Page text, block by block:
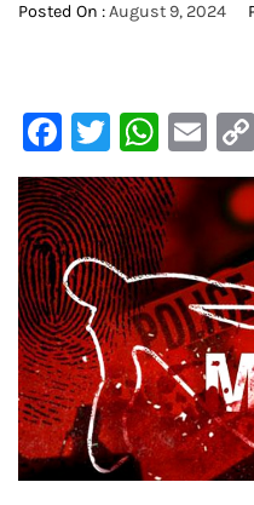
Posted On :August 9, 2024
Facebook
Twitter